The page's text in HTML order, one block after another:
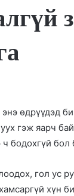
өдрүүдэд
гэж яарч
бодохгүй бол
гол ус
хүн